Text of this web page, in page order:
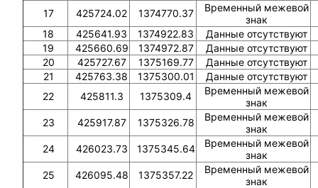
17
425724.02 1374770.37
Временный межевой
знак
18
425641.93 1374922.83
Данные отсутствуют
19
425660.69 1374972.87
Данные отсутствуют
20
425727.67 1375169.77
Данные отсутствуют
21
425763.38 1375300.01
Данные отсутствуют
22
425811.3 1375309.4
Временный межевой
знак
23
425917.87 1375326.78
Временный межевой
знак
24
426023.73 1375345.64
Временный межевой
знак
25
426095.48 1375357.22
Временный межевой
знак